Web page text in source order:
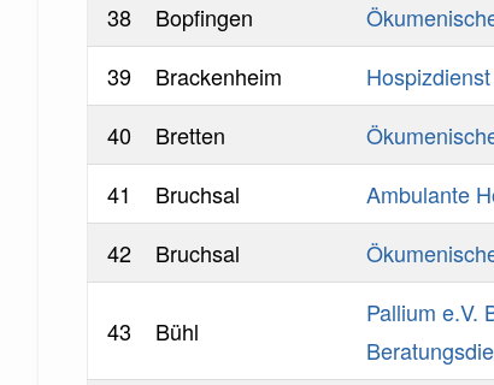
38
Bopfingen
39
Brackenheim
40
Bretten
41
Bruchsal Ambulante
42
Bruchsal
43 Bühl
Pallium e.V.